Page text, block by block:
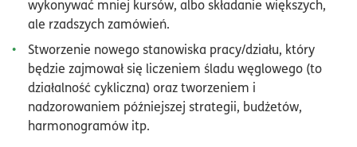
wykonywać mniej kursów, albo składanie większych,
ale rzadszych zamówień.
Stworzenie nowego stanowiska pracy/działu, który
będzie zajmował się liczeniem śladu węglowego (to
działalność cykliczna) oraz tworzeniem i
nadzorowaniem późniejszej strategii, budżetów,
harmonogramów itp.